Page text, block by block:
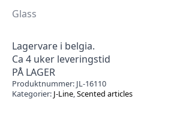
Glass
Lagervare i belgia.
Ca 4 uker leveringstid
PÅ LAGER
Produktnummer: JL-16110
Kategorier: J-Line,Scented articles